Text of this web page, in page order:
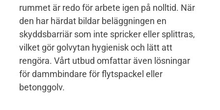
rummet är redo för arbete igen på nolltid. När
den har härdat bildar beläggningen en
skyddsbarriär som inte spricker eller splittras,
vilket gör golvytan hygienisk och lätt att
rengöra. Vårt utbud omfattar även lösningar
för dammbindare för flytspackel eller
betonggolv.